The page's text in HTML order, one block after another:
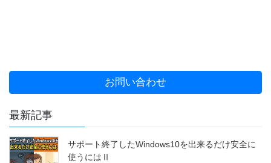
お問い合わせ
最新記事
サポート終了したWindows10を出来るだけ安全に
使うにはⅡ